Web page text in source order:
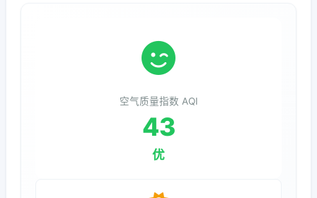
空气质量指数 AQI
43
优